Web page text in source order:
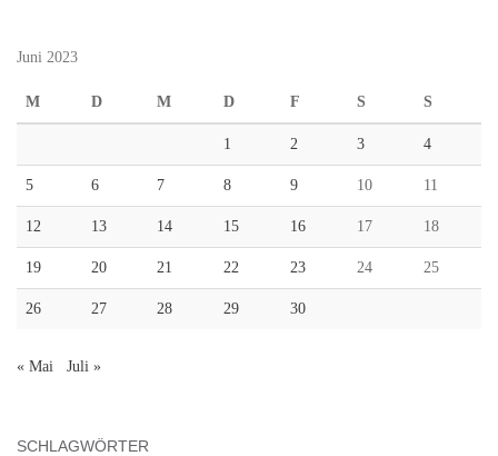
Juni 2023
M D M D F S S
1 2 3 4
5 6 7 8 9 10 11
12 13 14 15 16 17 18
19 20 21 22 23 24 25
26 27 28 29 30
« Mai Juli »
SCHLAGWÖRTER